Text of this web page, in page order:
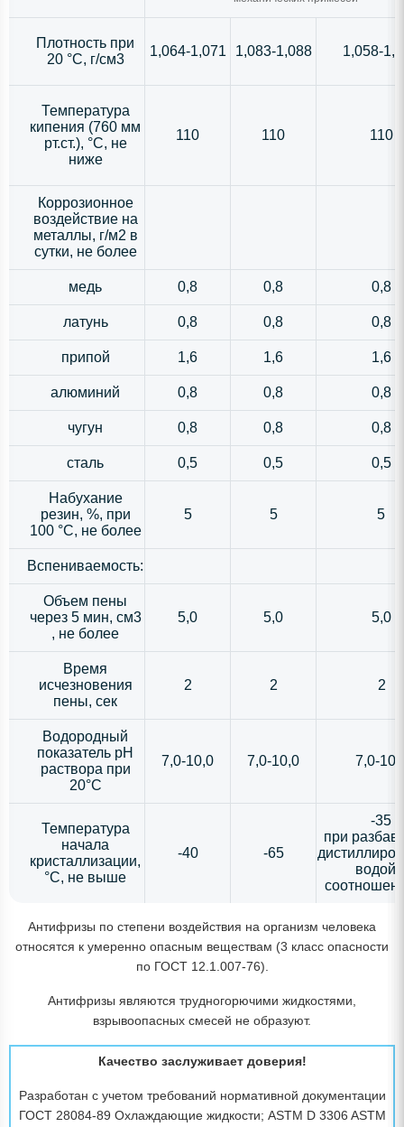
Плотность при
20 °С, г/см3
1,064-1,071 1,083-1,088 1,058-
Температура
кипения (760 мм
рт.ст.), °С, не
ниже
110 110 110
Коррозионное
воздействие на
металлы, г/м2 в
сутки, не более
медь 0,8 0,8 0,8
латунь 0,8 0,8 0,8
припой 1,6 1,6 1,6
алюминий 0,8 0,8 0,8
чугун 0,8 0,8 0,8
сталь 0,5 0,5 0,5
Набухание
резин, %, при
100 °С, не более
5 5 5
Вспениваемость:
Объем пены
через 5 мин, см3
, не более
5,0 5,0 5,0
Время
исчезновения
пены, сек
2 2 2
Водородный
показатель рН
раствора при
20°С
7,0-10,0 7,0-10,0 7,0-
Температура
начала
кристаллизации,
°С, не выше
-40 -65
-35
при
водой
Антифризы по степени воздействия на организм человека
относятся к умеренно опасным веществам (3 класс опасности
по ГОСТ 12.1.007-76).
Антифризы являются трудногорючими жидкостями,
взрывоопасных смесей не образуют.
Качество заслуживает доверия!
Разработан с учетом требований нормативной документации
ГОСТ 28084-89 Охлаждающие жидкости; ASTM D 3306 ASTM